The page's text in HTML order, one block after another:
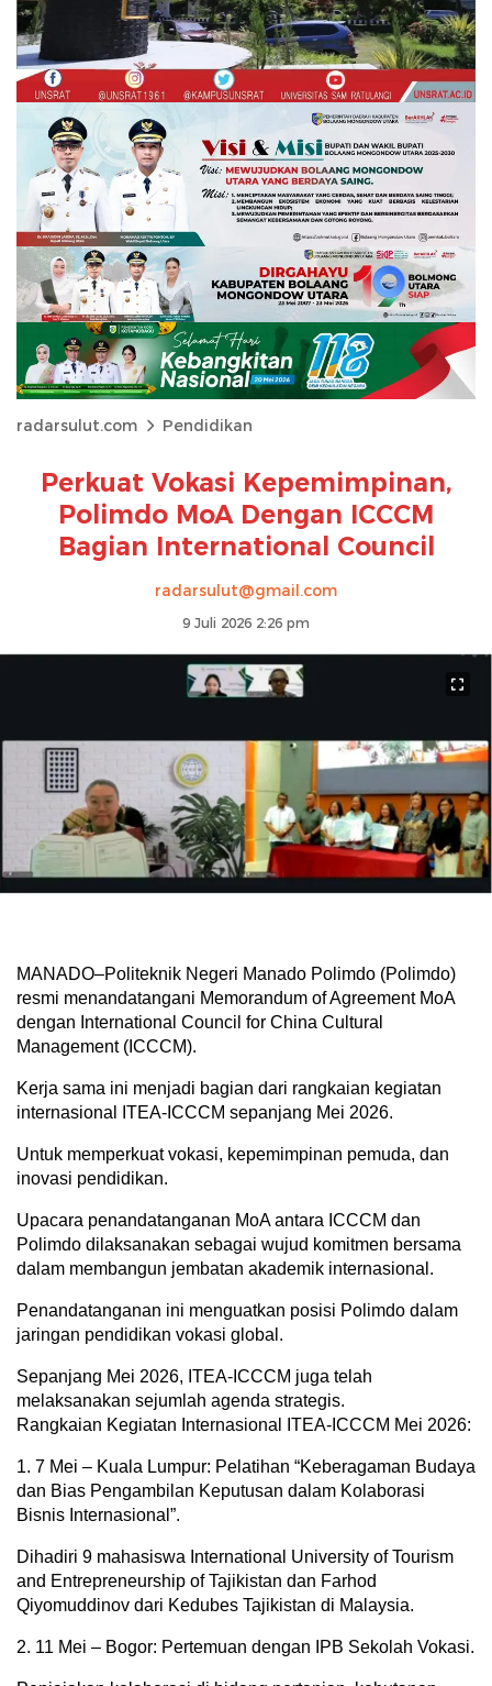
radarsulut.com Pendidikan
Perkuat Vokasi Kepemimpinan,
Polimdo MoA Dengan ICCCM
Bagian International Council
radarsulut@gmail.com
9 Juli 2026 2:26 pm
MANADO–Politeknik Negeri Manado Polimdo (Polimdo)
resmi menandatangani Memorandum of Agreement MoA
dengan International Council for China Cultural
Management (ICCCM).
Kerja sama ini menjadi bagian dari rangkaian kegiatan
internasional ITEA-ICCCM sepanjang Mei 2026.
Untuk memperkuat vokasi, kepemimpinan pemuda, dan
inovasi pendidikan.
Upacara penandatanganan MoA antara ICCCM dan
Polimdo dilaksanakan sebagai wujud komitmen bersama
dalam membangun jembatan akademik internasional.
Penandatanganan ini menguatkan posisi Polimdo dalam
jaringan pendidikan vokasi global.
Sepanjang Mei 2026, ITEA-ICCCM juga telah
melaksanakan sejumlah agenda strategis.
Rangkaian Kegiatan Internasional ITEA-ICCCM Mei 2026:
1. 7 Mei – Kuala Lumpur: Pelatihan “Keberagaman Budaya
dan Bias Pengambilan Keputusan dalam Kolaborasi
Bisnis Internasional”.
Dihadiri 9 mahasiswa International University of Tourism
and Entrepreneurship of Tajikistan dan Farhod
Qiyomuddinov dari Kedubes Tajikistan di Malaysia.
2. 11 Mei – Bogor: Pertemuan dengan IPB Sekolah Vokasi.